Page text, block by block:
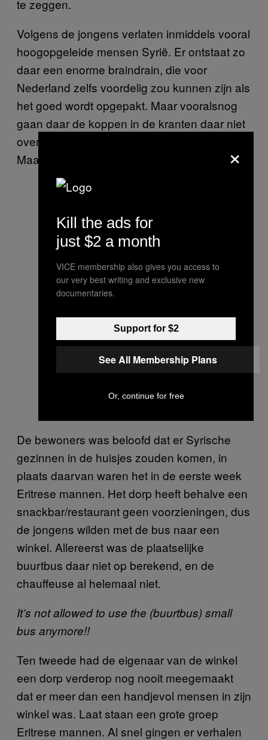
te zeggen.
Volgens de jongens verlaten inmiddels vooral
hoogopgeleide mensen Syrië. Er ontstaat zo
daar een enorme braindrain, die voor
Nederland zelfs voordelig zou kunnen zijn als
het goed wordt opgepakt. Maar vooralsnog
gaan daar de koppen in de kranten daar niet
over. Wel over overlast van de vluchtelingen.
Maar waar bestond die nou eigenlijk uit?
De bewoners was beloofd dat er Syrische
gezinnen in de huisjes zouden komen, in
plaats daarvan waren het in de eerste week
Eritrese mannen. Het dorp heeft behalve een
snackbar/restaurant geen voorzieningen, dus
de jongens wilden met de bus naar een
winkel. Allereerst was de plaatselijke
buurtbus daar niet op berekend, en de
chauffeuse al helemaal niet.
It’s not allowed to use the (buurtbus) small
bus anymore!!
Ten tweede had de eigenaar van de winkel
een dorp verderop nog nooit meegemaakt
dat er meer dan een handjevol mensen in zijn
winkel was. Laat staan een grote groep
Eritrese mannen. Al snel gingen er verhalen
×
Kill the ads for
just $2 a month
VICE membership also gives you access to
our very best writing and exclusive new
documentaries.
Support for $2
See All Membership Plans
Or, continue for free